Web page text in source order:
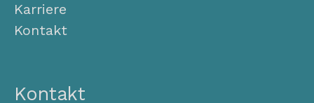
Karriere
Kontakt
Kontakt